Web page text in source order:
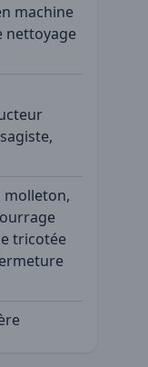
machine
nettoyage
molleton,
tricotée